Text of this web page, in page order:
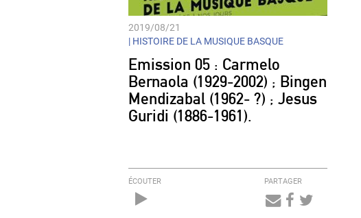
2019/08/21
| HISTOIRE DE LA MUSIQUE BASQUE
Emission 05 : Carmelo
Bernaola (1929-2002) ; Bingen
Mendizabal (1962- ?) ; Jesus
Guridi (1886-1961).
ÉCOUTER PARTAGER